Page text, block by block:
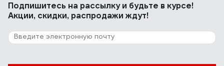
Подпишитесь на рассылкуи будьте в курсе!
Акции, скидки, распродажи ждут!